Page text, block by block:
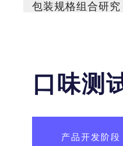
包装规格组合研究
口味测
产品开发阶段